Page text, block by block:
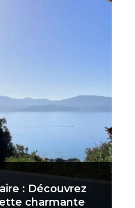
: Découvrez
charmante